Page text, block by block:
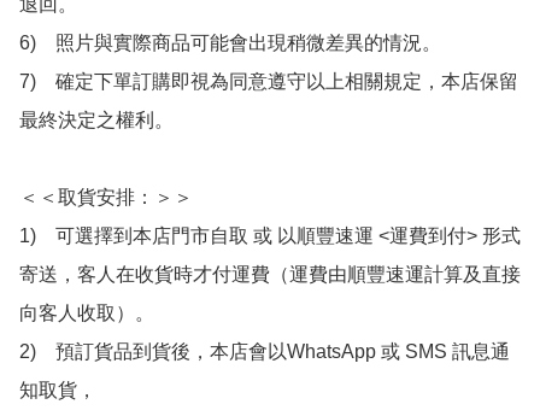
6)　照片與實際商品可能會出現稍微差異的情況。
7)　確定下單訂購即視為同意遵守以上相關規定，本店保留
最終決定之權利。
＜＜取貨安排：＞＞
1)　可選擇到本店門市自取 或 以順豐速運 <運費到付> 形式
寄送，客人在收貨時才付運費（運費由順豐速運計算及直接
向客人收取）。
2)　預訂貨品到貨後，本店會以WhatsApp 或 SMS 訊息通
知取貨，